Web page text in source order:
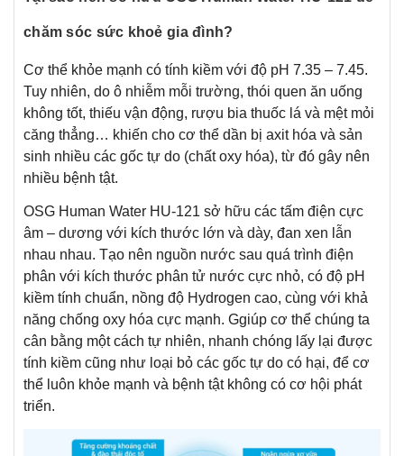
chăm sóc sức khoẻ gia đình?
Cơ thể khỏe mạnh có tính kiềm với độ pH 7.35 – 7.45.
Tuy nhiên, do ô nhiễm mỗi trường, thói quen ăn uống
không tốt, thiếu vận động, rượu bia thuốc lá và mệt mỏi
căng thẳng… khiến cho cơ thể dần bị axit hóa và sản
sinh nhiều các gốc tự do (chất oxy hóa), từ đó gây nên
nhiều bệnh tật.
OSG Human Water HU-121 sở hữu các tấm điện cực
âm – dương với kích thước lớn và dày, đan xen lẫn
nhau nhau. Tạo nên nguồn nước sau quá trình điện
phân với kích thước phân tử nước cực nhỏ, có độ pH
kiềm tính chuẩn, nồng độ Hydrogen cao, cùng với khả
năng chống oxy hóa cực mạnh. Ggiúp cơ thể chúng ta
cân bằng một cách tự nhiên, nhanh chóng lấy lại được
tính kiềm cũng như loại bỏ các gốc tự do có hại, để cơ
thể luôn khỏe mạnh và bệnh tật không có cơ hội phát
triển.